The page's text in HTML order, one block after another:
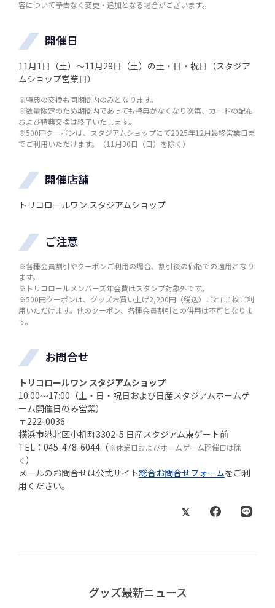
容について予告なく変更・追加となる場合がございます。
開催日
11月1日（土）～11月29日（土）の土・日・祝日（スタジア
ムショップ営業日）
※特典の交換も同期間内のみとなります。
※数量限定のため期間内であっても特典がなくなり次第、カードの配布
および特典交換は終了いたします。
※500円クーポンは、スタジアムショップにて2025年12月最終営業日ま
でご利用いただけます。（11月30日（日）を除く）
開催店舗
トリコロールワン スタジアムショップ
ご注意
※各種会員割引やクーポンご利用の場合、割引後の価格での適用となり
ます。
※トリコロールメンバーズ年会費はスタンプ対象外です。
※500円クーポンは、グッズお買い上げ2,200円（税込）ごとに1枚ご利
用いただけます。他のクーポン、各種会員割引との併用は不可となりま
す。
お問合せ
トリコロールワン スタジアムショップ
10:00～17:00（土・日・祝日および日産スタジアムホームゲ
ーム開催日のみ営業）
〒222-0036
横浜市港北区小机町3302-5 日産スタジアム東ゲート前
TEL：045-478-6044（※休業日およびホームゲーム開催日は除
く ）
メールのお問合せは公式サイト総合お問合せフォームをご利
用ください。
グッズ最新ニュース